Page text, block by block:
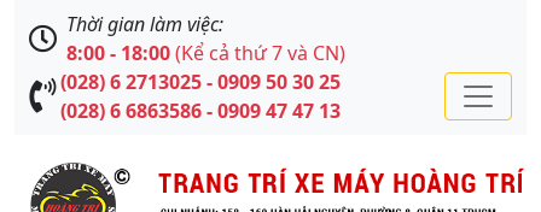
Thời gian làm việc:
8:00 - 18:00(Kể cả thứ 7 và CN)
(028) 6 2713025 - 0909 50 30 25
(028) 6 6863586 - 0909 47 47 13